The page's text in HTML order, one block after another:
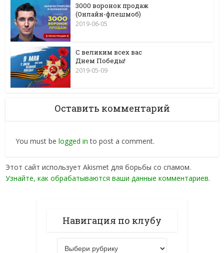
3000 воронок продаж
(Онлайн-флешмоб)
2019-06-05
С великим всех вас
Днем Победы!
2019-05-09
Оставить комментарий
You must belogged in to post a comment.
Этот сайт использует Akismet для борьбы со спамом.
Узнайте, как обрабатываются ваши данные комментариев.
Навигация по клубу